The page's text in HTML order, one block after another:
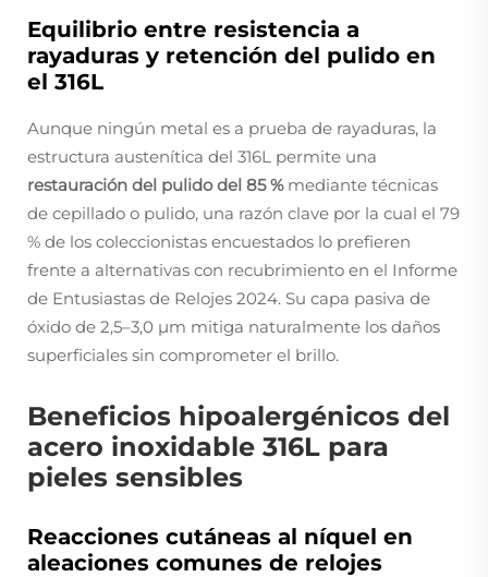
Equilibrio entre resistencia a
rayaduras y retención del pulido en
el 316L
Aunque ningún metal es a prueba de rayaduras, la
estructura austenítica del 316L permite una
restauración del pulido del 85 % mediante técnicas
de cepillado o pulido, una razón clave por la cual el 79
% de los coleccionistas encuestados lo prefieren
frente a alternativas con recubrimiento en el Informe
de Entusiastas de Relojes 2024. Su capa pasiva de
óxido de 2,5–3,0 μm mitiga naturalmente los daños
superficiales sin comprometer el brillo.
Beneficios hipoalergénicos del
acero inoxidable 316L para
pieles sensibles
Reacciones cutáneas al níquel en
aleaciones comunes de relojes